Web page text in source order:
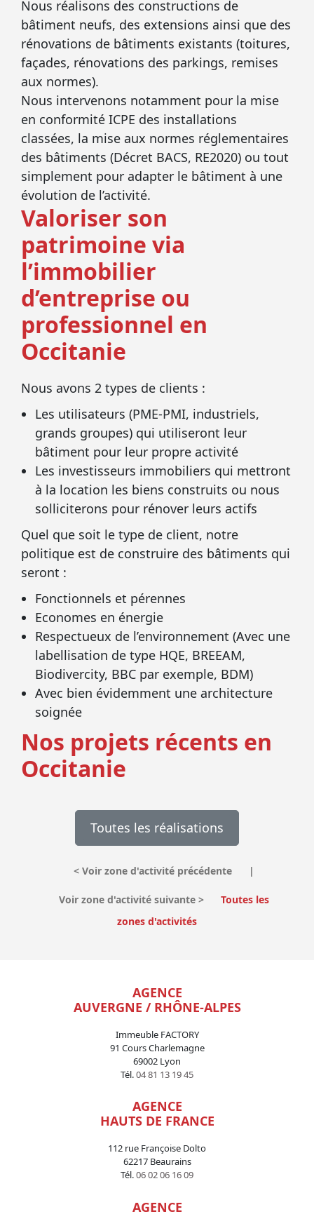
Nous réalisons des constructions de
bâtiment neufs, des extensions ainsi que des
rénovations de bâtiments existants (toitures,
façades, rénovations des parkings, remises
aux normes).
Nous intervenons notamment pour la mise
en conformité ICPE des installations
classées, la mise aux normes réglementaires
des bâtiments (Décret BACS, RE2020) ou tout
simplement pour adapter le bâtiment à une
évolution de l’activité.
Valoriser son
patrimoine via
l’immobilier
d’entreprise ou
professionnel en
Occitanie
Nous avons 2 types de clients :
Les utilisateurs (PME-PMI, industriels,
grands groupes) qui utiliseront leur
bâtiment pour leur propre activité
Les investisseurs immobiliers qui mettront
à la location les biens construits ou nous
solliciterons pour rénover leurs actifs
Quel que soit le type de client, notre
politique est de construire des bâtiments qui
seront :
Fonctionnels et pérennes
Economes en énergie
Respectueux de l’environnement (Avec une
labellisation de type HQE, BREEAM,
Biodivercity, BBC par exemple, BDM)
Avec bien évidemment une architecture
soignée
Nos projets récents en
Occitanie
Toutes les réalisations
< Voir zone d'activité précédente |
Voir zone d'activité suivante >
Toutes les
zones d'activités
AGENCE
AUVERGNE / RHÔNE-ALPES
Immeuble FACTORY
91 Cours Charlemagne
69002 Lyon
Tél.04 81 13 19 45
AGENCE
HAUTS DE FRANCE
112 rue Françoise Dolto
62217 Beaurains
Tél.06 02 06 16 09
AGENCE